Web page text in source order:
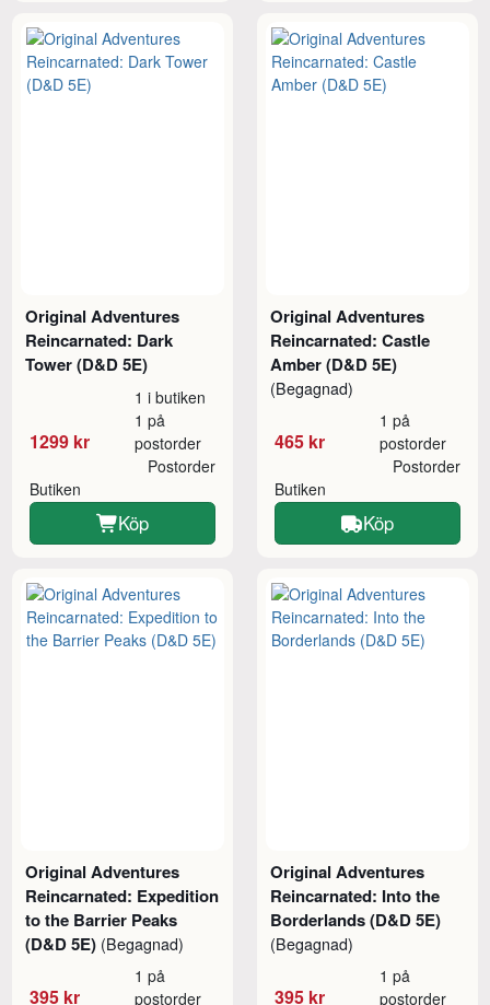
Original Adventures
Reincarnated: Dark
Tower (D&D 5E)
1299 kr
1 i butiken
1 på
postorder
Butiken
Postorder
Köp
Original Adventures
Reincarnated: Castle
Amber (D&D 5E)
(Begagnad)
465 kr
1 på
postorder
Butiken
Postorder
Köp
Original Adventures
Reincarnated: Expedition
to the Barrier Peaks
(D&D 5E) (Begagnad)
395 kr
1 på
postorder
Original Adventures
Reincarnated: Into the
Borderlands (D&D 5E)
(Begagnad)
395 kr
1 på
postorder